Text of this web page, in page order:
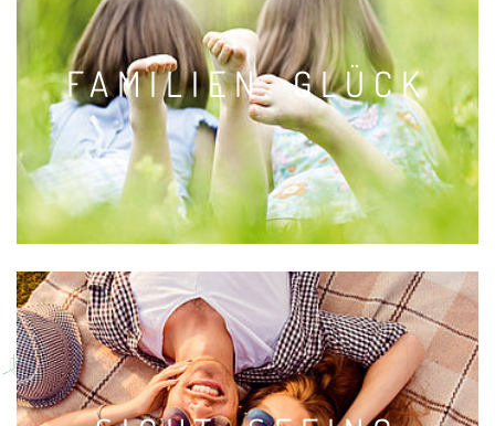
FAMILIEN.GLÜCK